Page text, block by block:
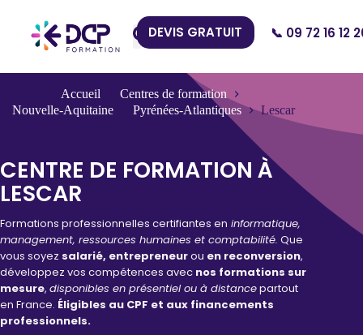
DEVIS GRATUIT 📞 09 72 16 12
Accueil
Centres de formation
Nouvelle-Aquitaine
Pyrénées-Atlantiques Lescar
CENTRE DE FORMATION À
LESCAR
Formations professionnelles certifiantes en informatique,
management, ressources humaines et comptabilité. Que
vous soyez salarié, entrepreneurou en reconversion,
développez vos compétences avec nos formations sur
mesure, disponibles en présentiel ou à distancepartout
en France. Éligibles au CPF et aux financements
professionnels.